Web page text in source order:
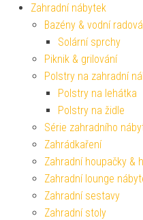
Zahradní nábytek
Bazény & vodní
Solární sprchy
Piknik & grilování
Polstry na zahradní
Polstry na lehátka
Polstry na židle
Série zahradního
Zahrádkaření
Zahradní houpačky &
Zahradní lounge
Zahradní sestavy
Zahradní stoly